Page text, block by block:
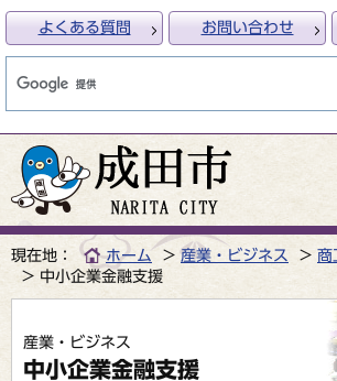
よくある質問 お問い合わせ
現在地： ホーム 産業・ビジネス 商
中小企業金融支援
産業・ビジネス
中小企業金融支援